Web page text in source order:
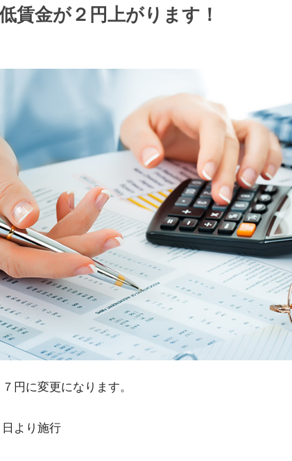
賃金が２円上がります！
円に変更になります。
より施行